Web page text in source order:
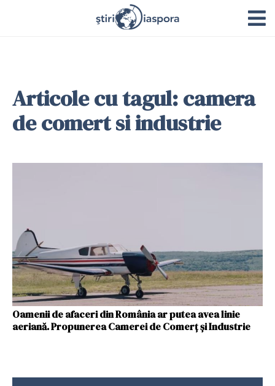
Articole cu tagul: camera
de comert si industrie
Oamenii de afaceri din România ar putea avea linie
aeriană. Propunerea Camerei de Comerț şi Industrie